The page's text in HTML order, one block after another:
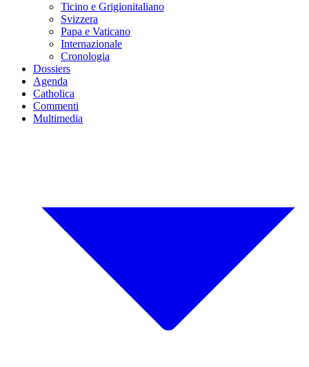
Ticino e Grigionitaliano
Svizzera
Papa e Vaticano
Internazionale
Cronologia
Dossiers
Agenda
Catholica
Commenti
Multimedia